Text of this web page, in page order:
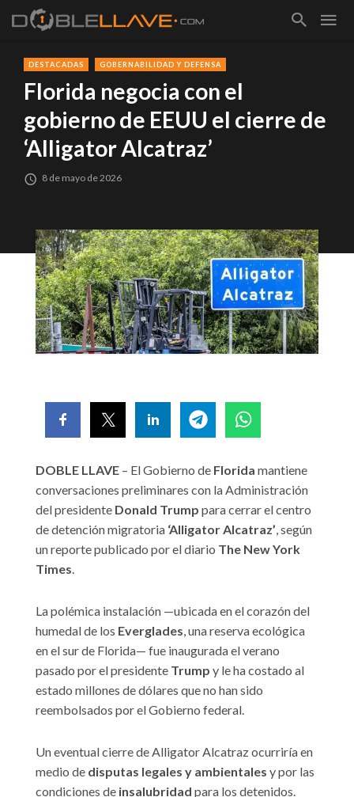
DESTACADAS GOBERNABILIDAD Y DEFENSA
Florida negocia con el
gobierno de EEUU el cierre de
‘Alligator Alcatraz’
8 de mayo de 2026
DOBLE LLAVE – El Gobierno de Florida mantiene
conversaciones preliminares con la Administración
del presidente Donald Trump para cerrar el centro
de detención migratoria ‘Alligator Alcatraz’ , según
un reporte publicado por el diario The New York
Times
La polémica instalación —ubicada en el corazón del
humedal de los Everglades , una reserva ecológica
en el sur de Florida— fue inaugurada el verano
pasado por el presidente Trump y le ha costado al
estado millones de dólares que no han sido
reembolsados por el Gobierno federal.
Un eventual cierre de Alligator Alcatraz ocurriría en
medio de disputas legales y ambientales y por las
condiciones de insalubridad para los detenidos.